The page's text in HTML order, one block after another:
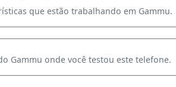
que estão trabalhando em Gammu.
Gammu onde você testou este telefone.